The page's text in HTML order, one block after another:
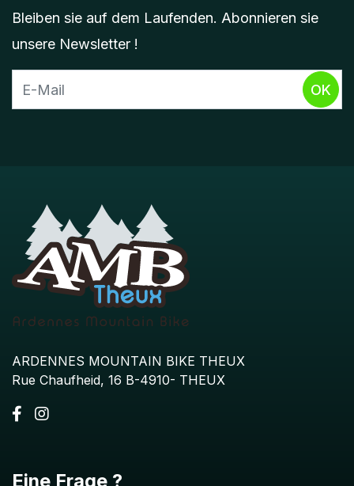
Bleiben sie auf dem Laufenden. Abonnieren sie
unsere Newsletter !
OK
ARDENNES MOUNTAIN BIKE THEUX
Rue Chaufheid, 16 B-4910- THEUX
Eine Frage ?